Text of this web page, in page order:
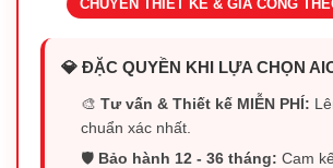
CHUYÊN THIẾT KẾ & GIA CÔNG
💎 ĐẶC QUYỀN KHI LỰA CHỌN
🎨Tư vấn & Thiết kế MIỄN PHÍ:
chuẩn xác nhất.
🛡️ Bảo hành 12 - 36 tháng: Cam